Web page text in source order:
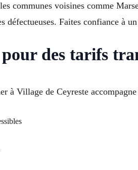
communes voisines comme
défectueuses. Faites confiance à
pour des tarifs
à Village de Ceyreste